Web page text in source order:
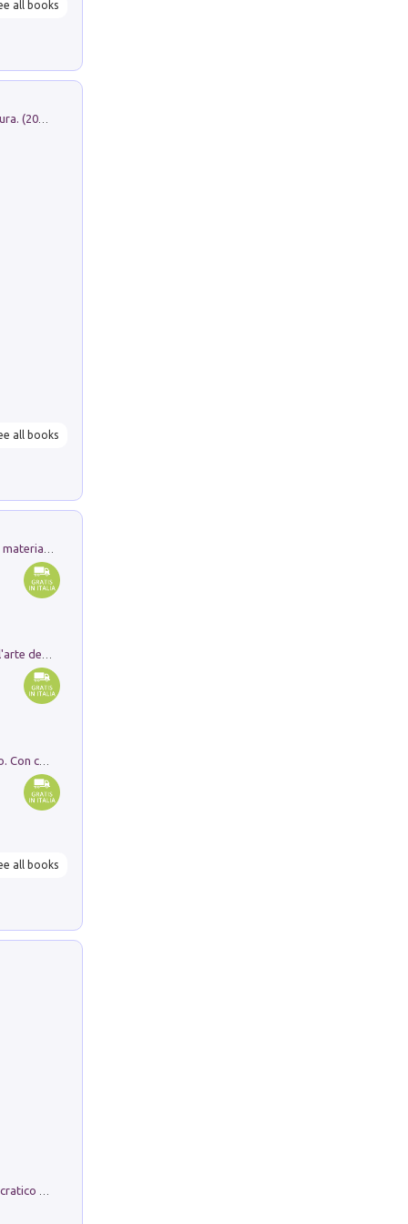
all books
all books
Ricerche dei dottorandi in storia dell'arte della Sapienza
all books